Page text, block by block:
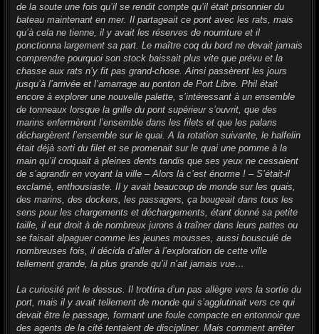
de la soute une fois qu’il se rendit compte qu’il était prisonnier du
bateau maintenant en mer. Il partageait ce pont avec les rats, mais
qu’à cela ne tienne, il y avait les réserves de nourriture et il
ponctionna largement sa part. Le maître coq du bord ne devait jamais
comprendre pourquoi son stock baissait plus vite que prévu et la
chasse aux rats n’y fit pas grand-chose. Ainsi passèrent les jours
jusqu’à l’arrivée et l’amarrage au ponton de Port Libre. Phil était
encore à explorer une nouvelle palette, s’intéressant à un ensemble
de tonneaux lorsque la grille du pont supérieur s’ouvrit, que des
marins enfermèrent l’ensemble dans les filets et que les palans
déchargèrent l’ensemble sur le quai. A la rotation suivante, le halfelin
était déjà sorti du filet et se promenait sur le quai une pomme à la
main qu’il croquait à pleines dents tandis que ses yeux ne cessaient
de s’agrandir en voyant la ville – Alors là c’est énorme ! – S’était-il
exclamé, enthousiaste. Il y avait beaucoup de monde sur les quais,
des marins, des dockers, les passagers, ça bougeait dans tous les
sens pour les chargements et déchargements, étant donné sa petite
taille, il eut droit à de nombreux jurons à traîner dans leurs pattes ou
se faisait alpaguer comme les jeunes mousses, aussi bousculé de
nombreuses fois, il décida d’aller à l’exploration de cette ville
tellement grande, la plus grande qu’il n’ait jamais vue…
La curiosité prit le dessus. Il trottina d’un pas allègre vers la sortie du
port, mais il y avait tellement de monde qui s’agglutinait vers ce qui
devait être le passage, formant une foule compacte en entonnoir que
des agents de la cité tentaient de discipliner. Mais comment arrêter